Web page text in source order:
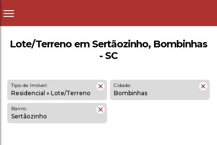
Lote/Terreno em Sertãozinho, Bombinhas
- SC
Tipo de Imóvel:
Residencial » Lote/Terreno
Cidade:
Bombinhas
Bairro:
Sertãozinho